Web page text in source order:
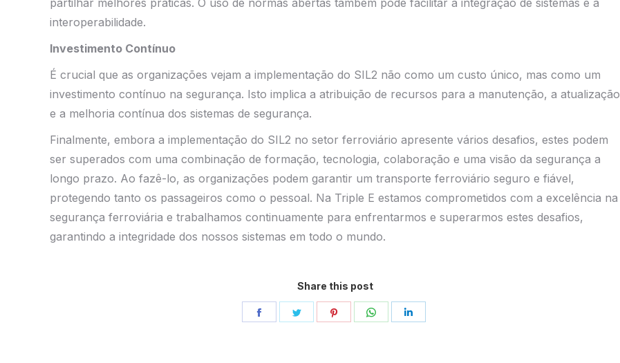
interoperabilidade.
Investimento Contínuo
É crucial que as organizações vejam a implementação do SIL2 não como um custo único, mas como um
investimento contínuo na segurança. Isto implica a atribuição de recursos para a manutenção, a atualização
e a melhoria contínua dos sistemas de segurança.
Finalmente, embora a implementação do SIL2 no setor ferroviário apresente vários desafios, estes podem
ser superados com uma combinação de formação, tecnologia, colaboração e uma visão da segurança a
longo prazo. Ao fazê-lo, as organizações podem garantir um transporte ferroviário seguro e fiável,
protegendo tanto os passageiros como o pessoal. Na Triple E estamos comprometidos com a excelência na
segurança ferroviária e trabalhamos continuamente para enfrentarmos e superarmos estes desafios,
garantindo a integridade dos nossos sistemas em todo o mundo.
Share this post
Share
Share
Share
Share